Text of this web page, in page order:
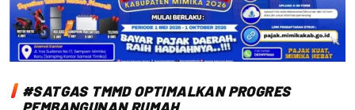
#SATGAS TMMD OPTIMALKAN PROGRES